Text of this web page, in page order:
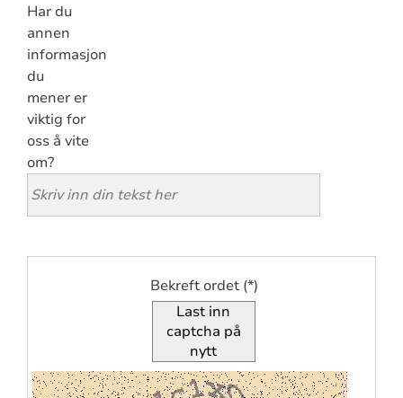
Har du
annen
informasjon
du
mener er
viktig for
oss å vite
om?
Bekreft ordet
Last inn
captcha på
nytt